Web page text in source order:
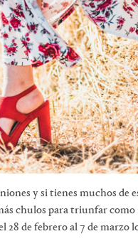
y si tienes muchos de
chulos para triunfar
28 de febrero al 7 de marzo